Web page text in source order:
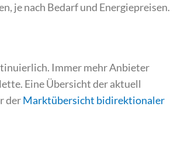
je nach Bedarf und Energiepreisen.
Immer mehr Anbieter
Eine Übersicht der aktuell
derMarktübersicht bidirektionaler